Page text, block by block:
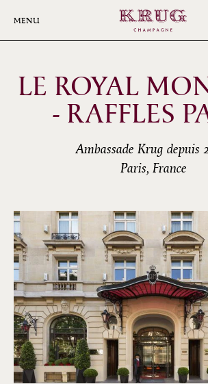
MENU
LE ROYAL
- RAFFLES
Ambassade Krug depuis
Paris, France